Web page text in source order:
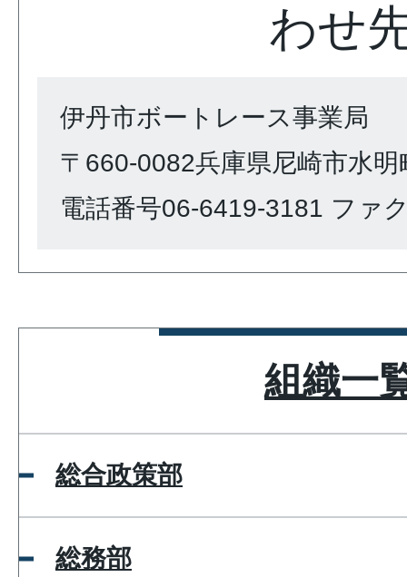
わせ
伊丹市ボートレース事業局
〒660-0082兵庫県尼崎市水明
電話番号06-6419-3181 ファ
組織一
総合政策部
総務部